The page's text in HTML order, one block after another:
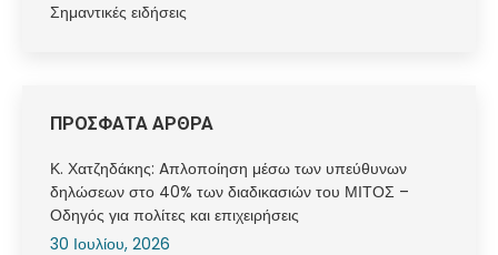
Σημαντικές ειδήσεις
ΠΡΟΣΦΑΤΑ ΑΡΘΡΑ
Κ. Χατζηδάκης: Aπλοποίηση μέσω των υπεύθυνων
δηλώσεων στο 40% των διαδικασιών του ΜΙΤΟΣ –
Οδηγός για πολίτες και επιχειρήσεις
30 Ιουλίου, 2026